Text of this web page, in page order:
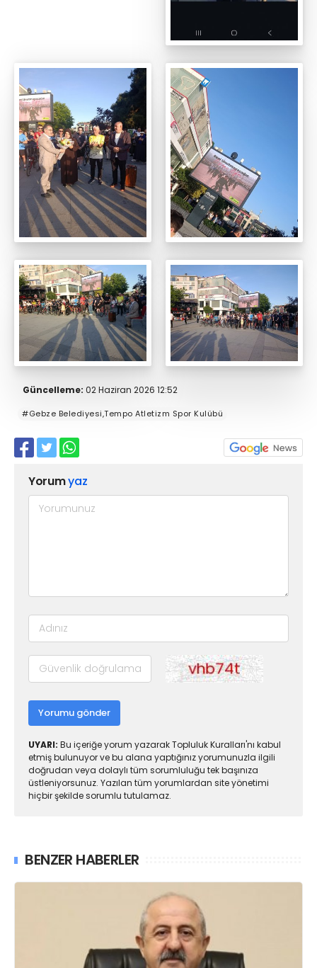
Güncelleme: 02 Haziran 2026 12:52
#Gebze Belediyesi,Tempo Atletizm Spor Kulübü
Yorumyaz
Yorumu gönder
UYARI: Bu içeriğe yorum yazarak Topluluk Kuralları'nı kabul
etmiş bulunuyor ve bu alana yaptığınız yorumunuzla ilgili
doğrudan veya dolaylı tüm sorumluluğu tek başınıza
üstleniyorsunuz. Yazılan tüm yorumlardan site yönetimi
hiçbir şekilde sorumlu tutulamaz.
BENZER HABERLER